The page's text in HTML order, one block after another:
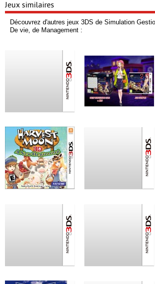
Jeux similaires
Découvrez d'autres jeux 3DS de Simulation
De vie, de Management :